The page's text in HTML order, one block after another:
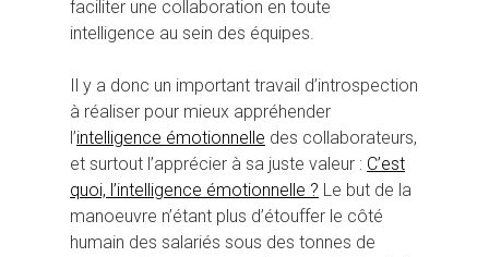
faciliter une collaboration en toute
intelligence au sein des équipes.
Il y a donc un important travail d’introspection
à réaliser pour mieux appréhender
l’intelligence émotionnelle des collaborateurs,
et surtout l’apprécier à sa juste valeur : C’est
quoi, l’intelligence émotionnelle ? Le but de la
manoeuvre n’étant plus d’étouffer le côté
humain des salariés sous des tonnes de